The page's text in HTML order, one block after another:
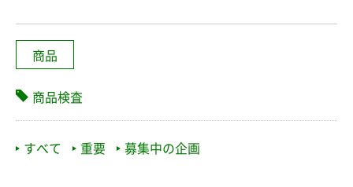
商品
商品検査
すべて 重要 募集中の企画